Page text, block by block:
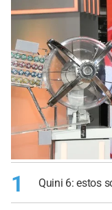
1 Quini 6: estos